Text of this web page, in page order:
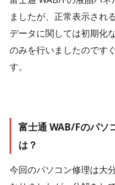
ましたが、正常表示され
データに関しては初期化
のみを行いましたのです
す。
富士通 WAB/Fのパソ
は？
今回のパソコン修理は大